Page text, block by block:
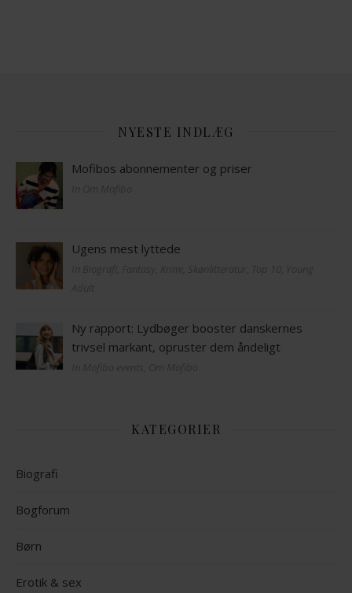
NYESTE INDLÆG
Mofibos abonnementer og priser
Ugens mest lyttede
Ny rapport: Lydbøger booster danskernes
trivsel markant, opruster dem åndeligt
KATEGORIER
Biografi
Bogforum
Børn
Erotik & sex